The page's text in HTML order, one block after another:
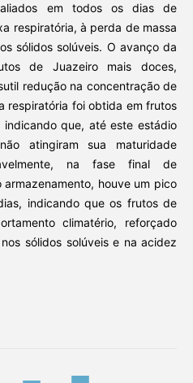
em todos os dias de
respiratória, à perda de massa
sólidos solúveis. O avanço da
de Juazeiro mais doces,
redução na concentração de
respiratória foi obtida em frutos
que, até este estádio
atingiram sua maturidade
na fase final de
houve um pico
indicando que os frutos de
climatério, reforçado
sólidos solúveis e na acidez